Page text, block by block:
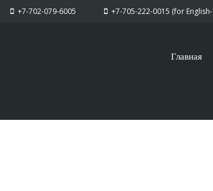
+7-702-079-6005 +7-705-222-0015 (for
Главная